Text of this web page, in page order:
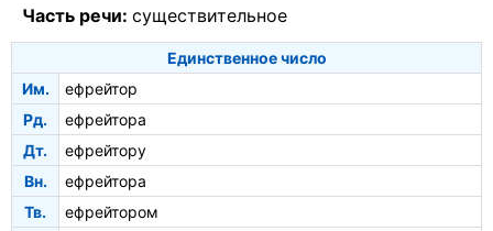
Часть речи: существительное
Единственное число
Им.
ефрейтор
Рд.
ефрейтора
Дт.
ефрейтору
Вн.
ефрейтора
Тв.
ефрейтором